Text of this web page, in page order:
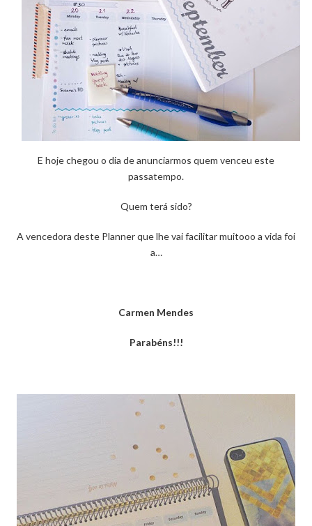
E hoje chegou o dia de anunciarmos quem venceu este
passatempo.
Quem terá sido?
A vencedora deste Planner que lhe vai facilitar muitooo a vida foi
a…
Carmen Mendes
Parabéns!!!